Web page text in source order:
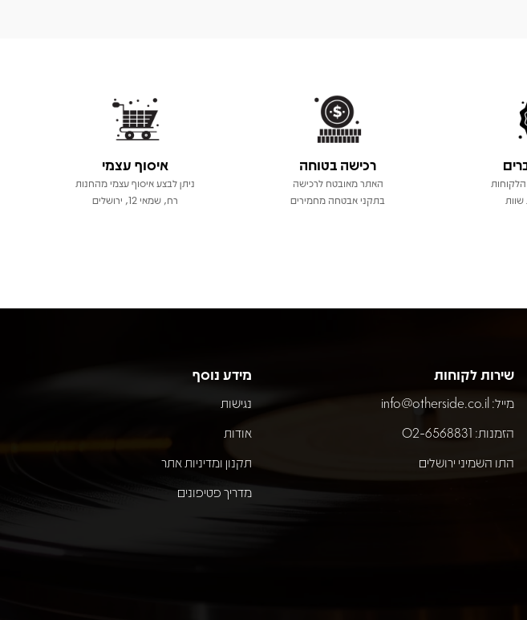
רכישה בטוחה
האתר מאובטח לרכישה
בתקני אבטחה מחמירים
איסוף עצמי
ניתן לבצע איסוף עצמי מהחנות
רח, שמאי 12, ירושלים
שירות לקוחות
מייל: info@otherside.co.il
הזמנות: 02-6568831
התו השמיני ירושלים
מידע נוסף
נגישות
אודות
תקנון ומדיניות אתר
מדריך פטיפונים